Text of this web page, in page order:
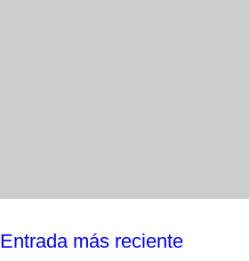
Entrada más reciente